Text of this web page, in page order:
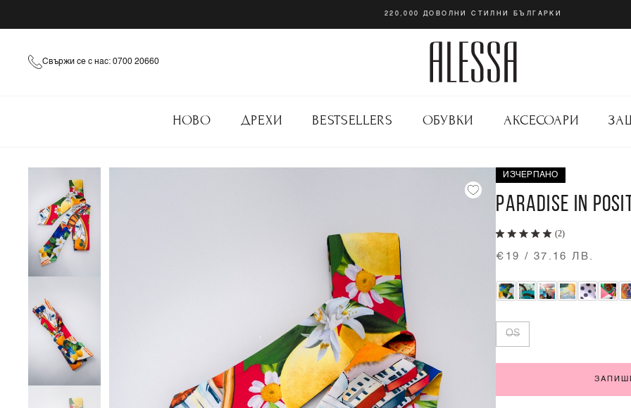
220,000 ДОВОЛНИ СТИЛНИ БЪЛГАРКИ
Свържи се с нас: 0700 20660
НОВО ДРЕХИ BESTSELLERS ОБУВКИ АКСЕСОАРИ
ИЗЧЕРПАНО
PARADISE IN
(2)
€19 / 37.16 ЛВ.
OS